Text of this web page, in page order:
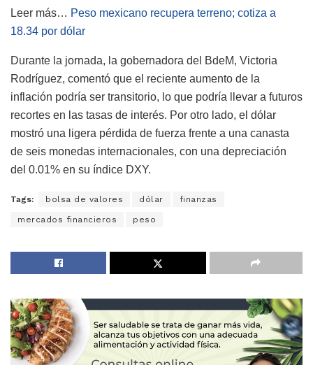
Leer más… Peso mexicano recupera terreno; cotiza a
18.34 por dólar
Durante la jornada, la gobernadora del BdeM, Victoria
Rodríguez, comentó que el reciente aumento de la
inflación podría ser transitorio, lo que podría llevar a futuros
recortes en las tasas de interés. Por otro lado, el dólar
mostró una ligera pérdida de fuerza frente a una canasta
de seis monedas internacionales, con una depreciación
del 0.01% en su índice DXY.
Tags: bolsa de valores dólar finanzas
mercados financieros peso